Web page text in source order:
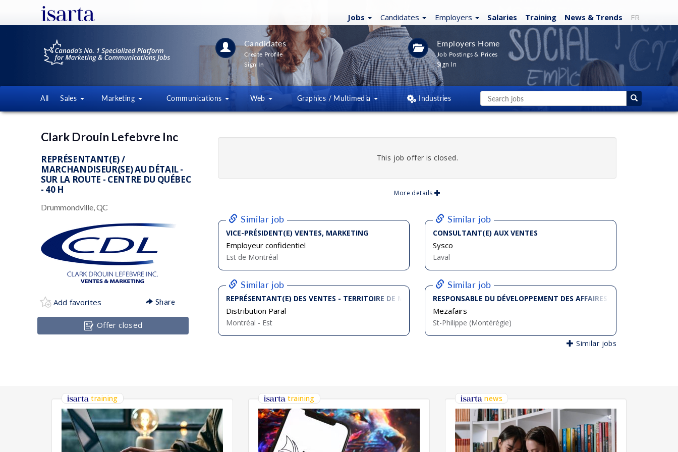
Jobs Candidates Employers Salaries Training News & Trends FR
Candidates
Create Profile
Sign In
Employers Home
Job Postings & Prices
Sign In
All Sales Marketing Communications Web Graphics / Multimedia Industries
Clark Drouin Lefebvre Inc
REPRÉSENTANT(E) /
MARCHANDISEUR(SE) AU DÉTAIL -
SUR LA ROUTE - CENTRE DU QUÉBEC
- 40 H
Drummondville, QC
Add favorites Share
Offer closed
This job offer is closed.
More details
Similar job
VICE-PRÉSIDENT(E) VENTES, MARKETING
Employeur confidentiel
Est de Montréal
Similar job
CONSULTANT(E) AUX VENTES
Sysco
Laval
Similar job
REPRÉSENTANT(E) DES VENTES - TERRITOIRE DE MONTRÉAL - EST - DIVISION DÉTAIL
Distribution Paral
Montréal - Est
Similar job
RESPONSABLE DU DÉVELOPPEMENT DES AFFAIRES -
Mezafairs
St-Philippe (Montérégie)
Similar jobs
training training news